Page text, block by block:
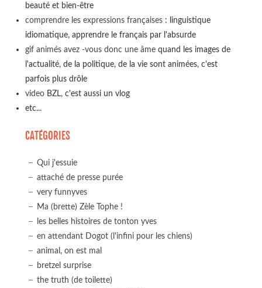
beauté et bien-être
comprendre les expressions françaises: linguistique
idiomatique, apprendre le français par l'absurde
gif animés avez -vous donc une âmequand les images de
l'actualité, de la politique, de la vie sont animées, c'est
parfois plus drôle
videoBZL, c'est aussi un vlog
etc...
CATÉGORIES
Qui j'essuie
attaché de presse purée
very funnyves
Ma (brette) Zèle Tophe !
les belles histoires de tonton yves
en attendant Dogot (l'infini pour les chiens)
animal, on est mal
bretzel surprise
the truth (de toilette)